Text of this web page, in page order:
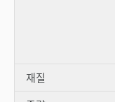
재질